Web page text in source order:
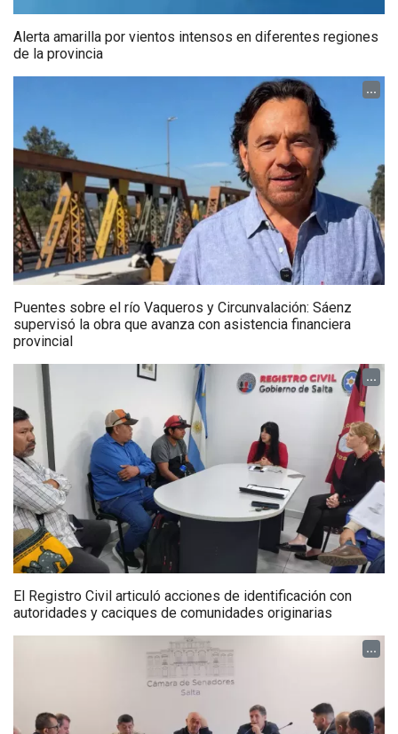
Alerta amarilla por vientos intensos en diferentes regiones
de la provincia
...
Puentes sobre el río Vaqueros y Circunvalación: Sáenz
supervisó la obra que avanza con asistencia financiera
provincial
...
El Registro Civil articuló acciones de identificación con
autoridades y caciques de comunidades originarias
...